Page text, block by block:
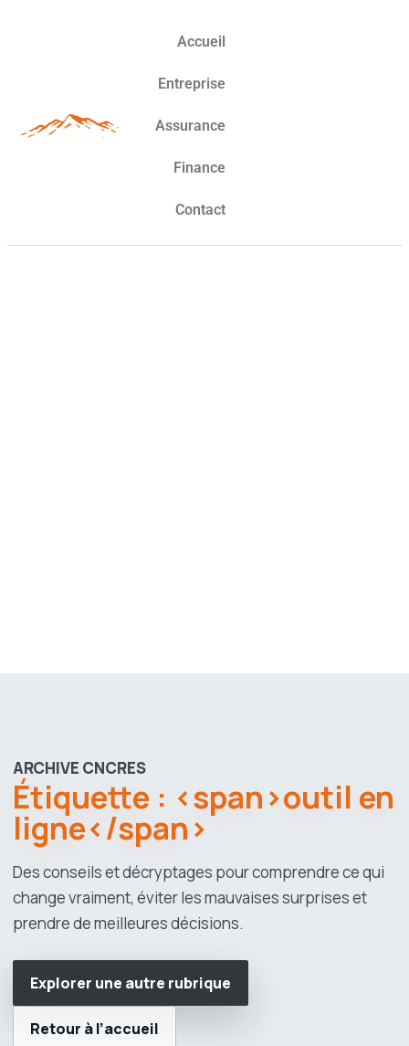
Accueil
Entreprise
Assurance
Finance
Contact
ARCHIVE CNCRES
Étiquette : <span>outil en
ligne</span>
Des conseils et décryptages pour comprendre ce qui
change vraiment, éviter les mauvaises surprises et
prendre de meilleures décisions.
Explorer une autre rubrique
Retour à l’accueil